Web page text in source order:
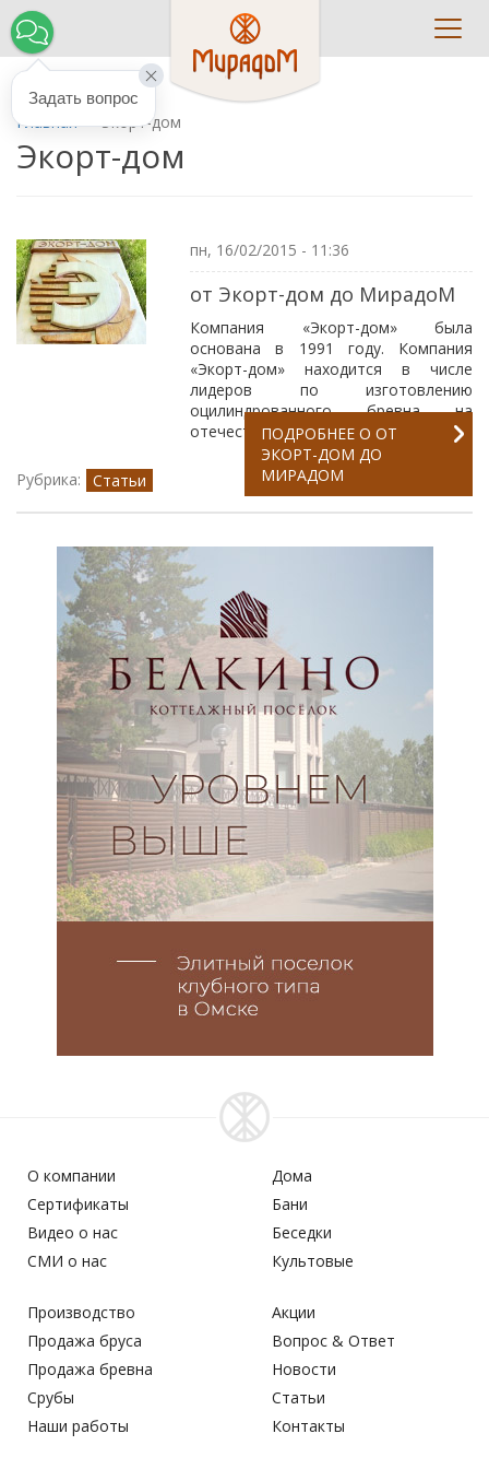
Главная Экорт-дом
Экорт-дом
пн, 16/02/2015 - 11:36
от Экорт-дом до МирадоМ
Компания «Экорт-дом» была
основана в 1991 году. Компания
«Экорт-дом» находится в числе
лидеров по изготовлению
оцилиндрованного бревна на
отечественном оборудовании.
Рубрика: Статьи
ПОДРОБНЕЕ О ОТ
ЭКОРТ-ДОМ ДО
МИРАДОМ
О компании
Сертификаты
Видео о нас
СМИ о нас
Дома
Бани
Беседки
Культовые
Производство
Продажа бруса
Продажа бревна
Срубы
Наши работы
Акции
Вопрос & Ответ
Новости
Статьи
Контакты
Задать вопрос